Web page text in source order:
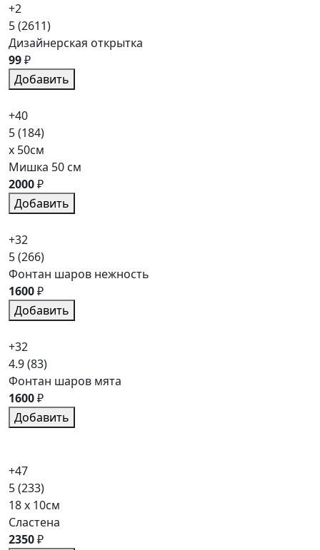
+2
5(2611)
Дизайнерская открытка
99₽
Добавить
+40
5(184)
x 50см
Мишка 50 см
2000₽
Добавить
+32
5(266)
Фонтан шаров нежность
1600₽
Добавить
+32
4.9(83)
Фонтан шаров мята
1600₽
Добавить
+47
5(233)
18 x 10см
Сластена
2350₽